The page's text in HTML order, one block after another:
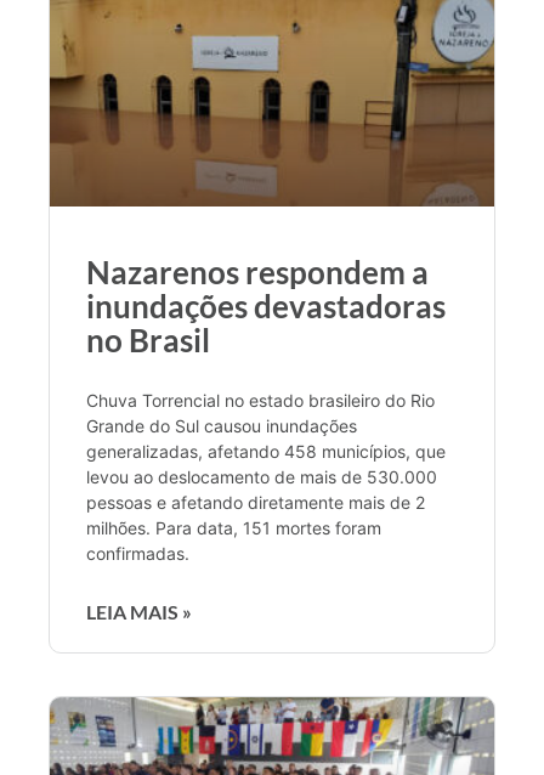
Nazarenos respondem a
inundações devastadoras
no Brasil
Chuva Torrencial no estado brasileiro do Rio
Grande do Sul causou inundações
generalizadas, afetando 458 municípios, que
levou ao deslocamento de mais de 530.000
pessoas e afetando diretamente mais de 2
milhões. Para data, 151 mortes foram
confirmadas.
LEIA MAIS »